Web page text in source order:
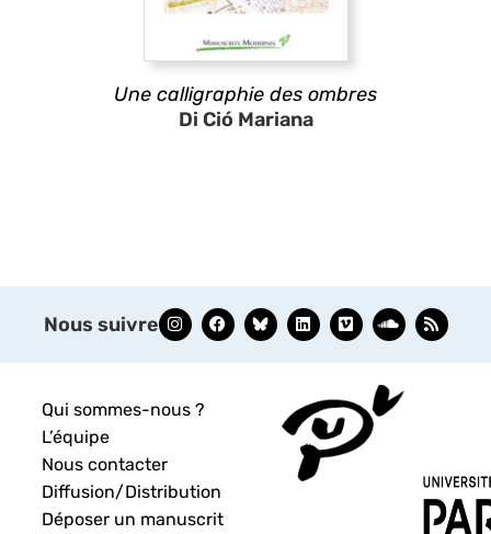
Une calligraphie des ombres
Di Ció Mariana
Nous suivre
Qui sommes-nous ?
L’équipe
Nous contacter
Diffusion/Distribution
Déposer un manuscrit